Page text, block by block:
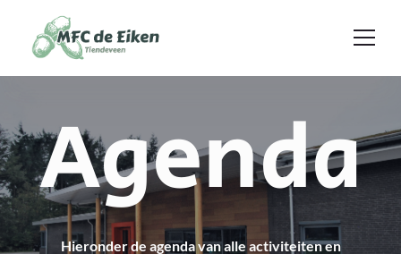
Ga naar de inhoud
Agenda
Hieronder de agenda van alle activiteiten en